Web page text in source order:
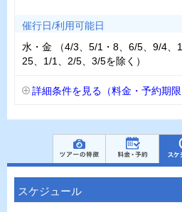
催行日/利用可能日
水・金 （4/3、5/1・8、6/5、9/4、
25、1/1、2/5、3/5を除く）
詳細条件を見る（料金・予約期限
スケジュール